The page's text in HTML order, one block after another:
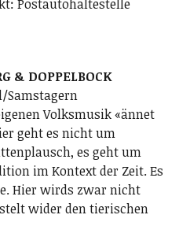
Postautohaltestelle
& DOPPELBOCK
Volksmusik «ännet
geht es nicht um
es geht um
im Kontext der Zeit. Es
Hier wirds zwar nicht
wider den tierischen